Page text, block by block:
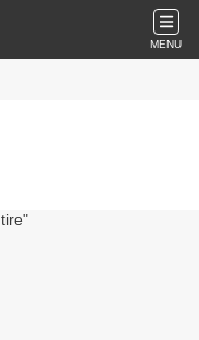
MENU